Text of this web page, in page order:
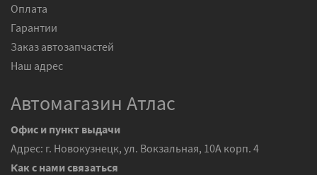
Оплата
Гарантии
Заказ автозапчастей
Наш адрес
Автомагазин Атлас
Офис и пункт выдачи
Адрес: г. Новокузнецк, ул. Вокзальная, 10А корп. 4
Как с нами связаться